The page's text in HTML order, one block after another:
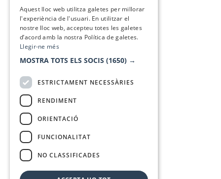
Aquest lloc web utilitza galetes per millorar
l'experiència de l'usuari. En utilitzar el
nostre lloc web, accepteu totes les galetes
d’acord amb la nostra Política de galetes.
Llegir-ne més
MOSTRA TOTS ELS SOCIS (1650) →
ESTRICTAMENT NECESSÀRIES
RENDIMENT
ORIENTACIÓ
FUNCIONALITAT
NO CLASSIFICADES